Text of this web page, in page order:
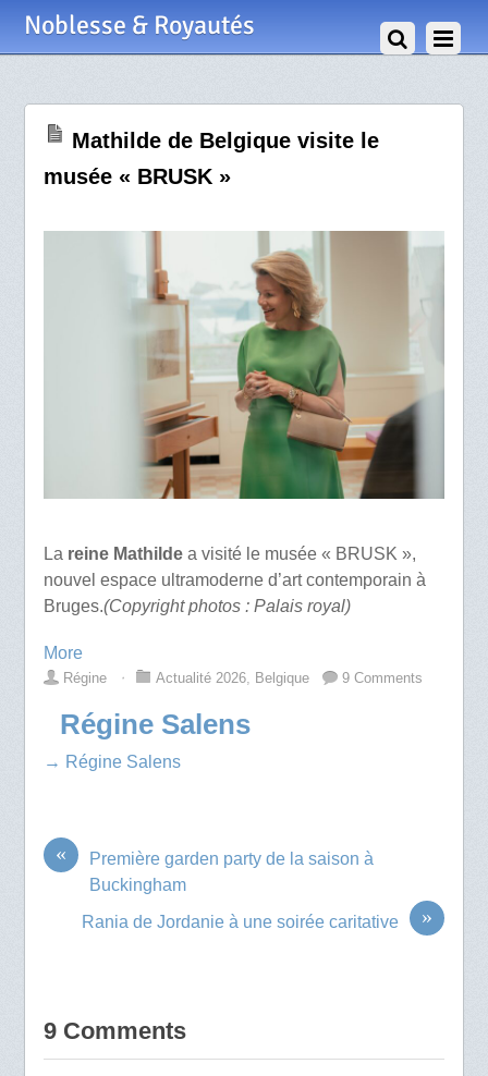
Noblesse & Royautés
Mathilde de Belgique visite le
musée « BRUSK »
La reine Mathildea visité le musée « BRUSK »,
nouvel espace ultramoderne d’art contemporain à
Bruges.(Copyright photos : Palais royal)
More
Régine ⋅ Actualité 2026, Belgique 9 Comments
Régine Salens
→ Régine Salens
«
Première garden party de la saison à
Buckingham
»
Rania de Jordanie à une soirée caritative
9 Comments